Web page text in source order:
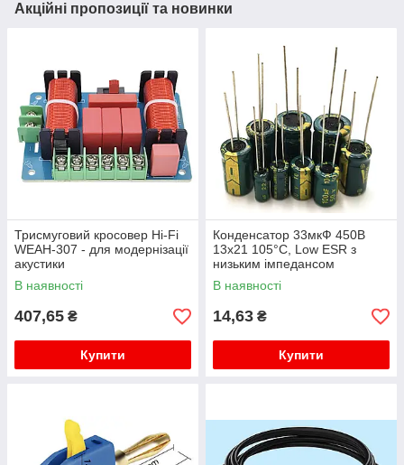
Акційні пропозиції та новинки
Трисмуговий кросовер Hi-Fi
WEAH-307 - для модернізації
акустики
В наявності
407,65 ₴
Купити
Конденсатор 33мкФ 450В
13x21 105°C, Low ESR з
низьким імпедансом
В наявності
14,63 ₴
Купити